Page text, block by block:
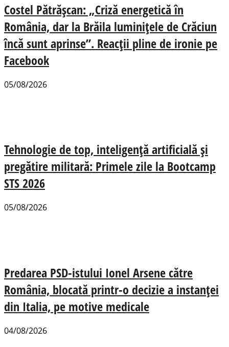
Costel Pătrășcan: „Criză energetică în
România, dar la Brăila luminițele de Crăciun
încă sunt aprinse”. Reacții pline de ironie pe
Facebook
05/08/2026
Tehnologie de top, inteligență artificială și
pregătire militară: Primele zile la Bootcamp
STS 2026
05/08/2026
Predarea PSD-istului Ionel Arsene către
România, blocată printr-o decizie a instanței
din Italia, pe motive medicale
04/08/2026